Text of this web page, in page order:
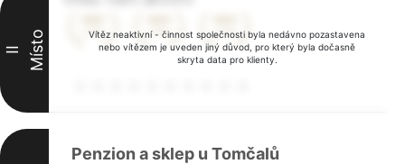
Vítěz neaktivní - činnost společnosti byla nedávno pozastavena
nebo vítězem je uveden jiný důvod, pro který byla dočasně
skryta data pro klienty.
II Místo
Penzion a sklep u Tomčalů